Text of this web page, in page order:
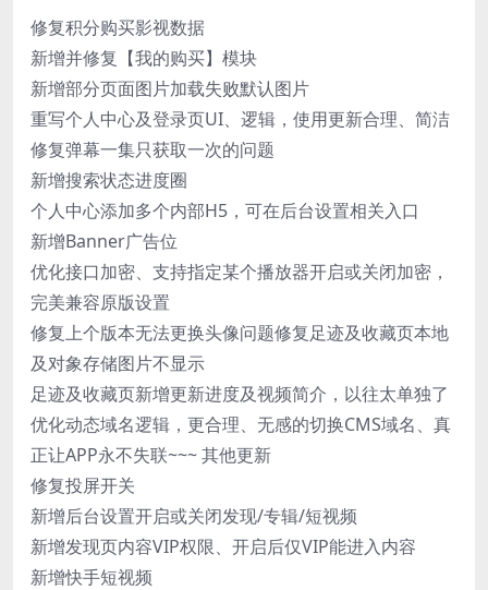
修复积分购买影视数据
新增并修复【我的购买】模块
新增部分页面图片加载失败默认图片
重写个人中心及登录页UI、逻辑，使用更新合理、简洁
修复弹幕一集只获取一次的问题
新增搜索状态进度圈
个人中心添加多个内部H5，可在后台设置相关入口
新增Banner广告位
优化接口加密、支持指定某个播放器开启或关闭加密，
完美兼容原版设置
修复上个版本无法更换头像问题修复足迹及收藏页本地
及对象存储图片不显示
足迹及收藏页新增更新进度及视频简介，以往太单独了
优化动态域名逻辑，更合理、无感的切换CMS域名、真
正让APP永不失联~~~ 其他更新
修复投屏开关
新增后台设置开启或关闭发现/专辑/短视频
新增发现页内容VIP权限、开启后仅VIP能进入内容
新增快手短视频